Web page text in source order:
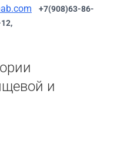
+7(908)63-86-
и